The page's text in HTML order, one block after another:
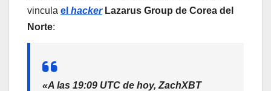
vincula el hacker Lazarus Group de Corea del
Norte:
«A las 19:09 UTC de hoy, ZachXBT